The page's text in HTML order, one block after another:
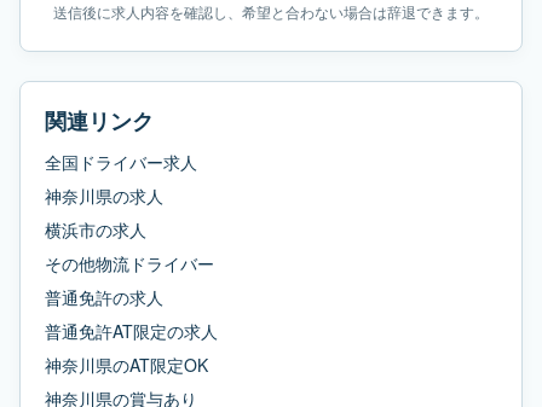
送信後に求人内容を確認し、希望と合わない場合は辞退できます。
関連リンク
全国ドライバー求人
神奈川県の求人
横浜市の求人
その他物流ドライバー
普通免許の求人
普通免許AT限定の求人
神奈川県のAT限定OK
神奈川県の賞与あり